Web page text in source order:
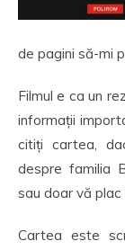
de pagini să-mi
Filmul e ca un
informații
citiți cartea,
despre familia
sau doar vă plac
Cartea este